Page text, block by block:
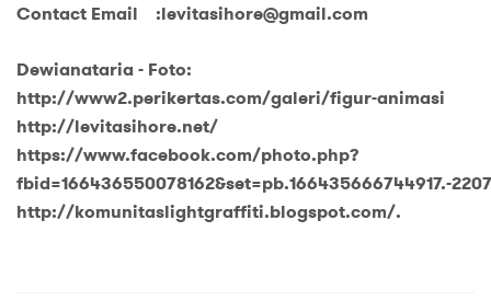
Contact Email :levitasihore@gmail.com
Dewianataria - Foto:
http://www2.perikertas.com/galeri/figur-animasi
http://levitasihore.net/
https://www.facebook.com/photo.php?
fbid=166436550078162&set=pb.166435666744917.-
http://komunitaslightgraffiti.blogspot.com/.